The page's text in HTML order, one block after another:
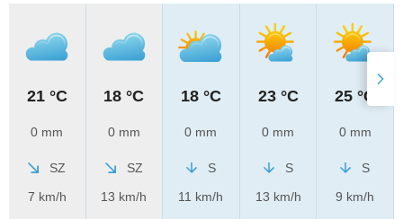
21 °C
0 mm
SZ
7 km/h
18 °C
0 mm
SZ
13 km/h
18 °C
0 mm
S
11 km/h
23 °C
0 mm
S
13 km/h
25 °C
0 mm
S
9 km/h